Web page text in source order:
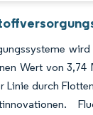
Wert von
durch